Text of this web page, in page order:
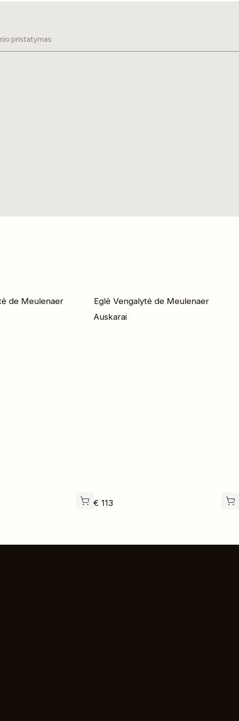
pristatymas
de Meulenaer
€ 113
Eglė Vengalytė de Meulenaer
Auskarai